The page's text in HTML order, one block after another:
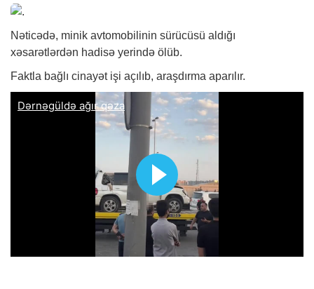
Nəticədə, minik avtomobilinin sürücüsü aldığı
xəsarətlərdən hadisə yerində ölüb.
Faktla bağlı cinayət işi açılıb, araşdırma aparılır.